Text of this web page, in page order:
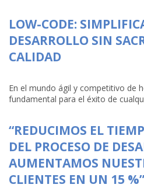
LOW-CODE:
DESARROLLO SIN
CALIDAD
En el mundo ágil y competitivo de
fundamental para el éxito de
“REDUCIMOS EL
DEL PROCESO DE
AUMENTAMOS
CLIENTES EN UN 15